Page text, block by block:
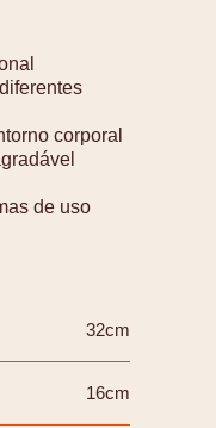
corporal
de uso
32cm
16cm